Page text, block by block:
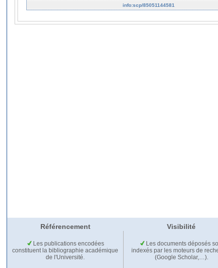
info:scp/85051144581
Référencement Visibilité
Les publications encodées
constituent la bibliographie académique
de l'Université.
Les documents déposés
indexés par les moteurs de
(Google Scholar,…).